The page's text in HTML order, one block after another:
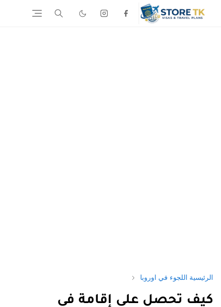
الرئيسية اللجوء في اوروبا
كيف تحصل على إقامة في